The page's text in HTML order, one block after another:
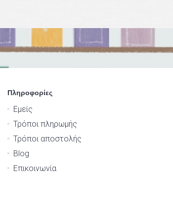
Πληροφορίες
Εμείς
Τρόποι πληρωμής
Τρόποι αποστολής
Blog
Επικοινωνία